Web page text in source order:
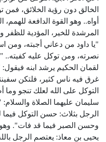
الخالق دون رؤية الخلائق، فمن
أواه.. وهو القوة الدافعة للهمم،
المرشدة للخير، المؤدية للظفر
"يا داود من دعاني أجبته، ومن
نصرته، ومن توكل عليه كفيته..
لقمان الحكيم يرشد ابنه فيقول:
غرق فيه ناس كثير، فلتكن
التوكل على الله لعلك تنجو وما
سليمان عليهما الصلاة
الرجل بثلاث: حسن التوكل
وحسن الصبر فيما قد فات". وهو
يحيى بن معاذ: يعتصم الرجل